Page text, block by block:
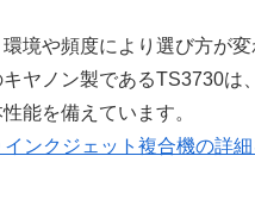
境や頻度により選び方が
ヤノン製であるTS3730は
能を備えています。
ンクジェット複合機の詳